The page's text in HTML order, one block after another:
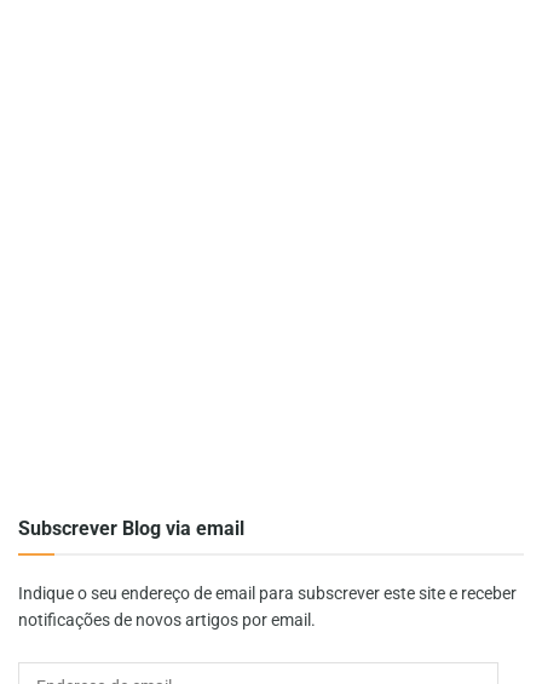
Subscrever Blog via email
Indique o seu endereço de email para subscrever este site e receber
notificações de novos artigos por email.